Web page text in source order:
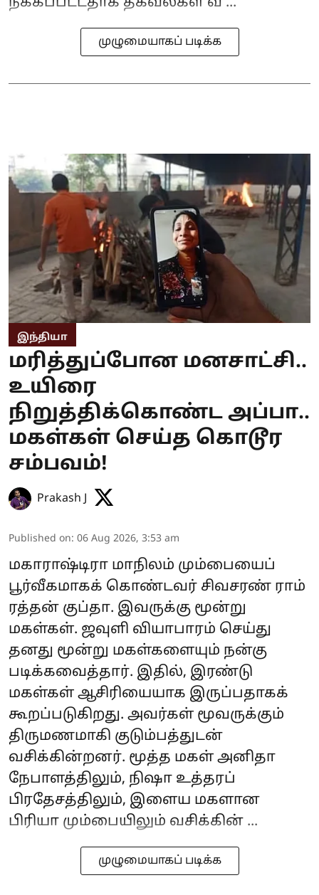
முழுமையாகப் படிக்க
இந்தியா
மரித்துப்போன மனசாட்சி..
உயிரை
நிறுத்திக்கொண்ட அப்பா..
மகள்கள் செய்த கொடூர
சம்பவம்!
Prakash J
Published on: 06 Aug 2026, 3:53 am
மகாராஷ்டிரா மாநிலம் மும்பையைப்
பூர்வீகமாகக் கொண்டவர் சிவசரண் ராம்
ரத்தன் குப்தா. இவருக்கு மூன்று
மகள்கள். ஜவுளி வியாபாரம் செய்து
தனது மூன்று மகள்களையும் நன்கு
படிக்கவைத்தார். இதில், இரண்டு
மகள்கள் ஆசிரியையாக இருப்பதாகக்
கூறப்படுகிறது. அவர்கள் மூவருக்கும்
திருமணமாகி குடும்பத்துடன்
வசிக்கின்றனர். மூத்த மகள் அனிதா
நேபாளத்திலும், நிஷா உத்தரப்
பிரதேசத்திலும், இளைய மகளான
பிரியா மும்பையிலும் வசிக்கின் ...
முழுமையாகப் படிக்க